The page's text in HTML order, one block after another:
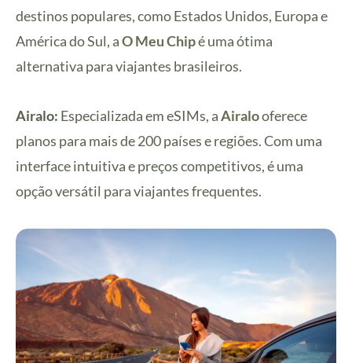
destinos populares, como Estados Unidos, Europa e
América do Sul, aO Meu Chipé uma ótima
alternativa para viajantes brasileiros.
Airalo: Especializada em eSIMs, aAiralooferece
planos para mais de 200 países e regiões. Com uma
interface intuitiva e preços competitivos, é uma
opção versátil para viajantes frequentes.